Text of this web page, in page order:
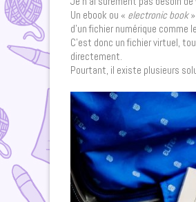
Un ebook ou « electronic book»
d’un fichier numérique
C’est donc un fichier virtuel,
directement.
Pourtant, il existe plusieurs